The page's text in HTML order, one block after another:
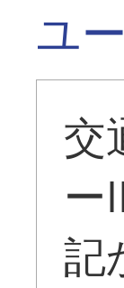
ユ
交
ー
記